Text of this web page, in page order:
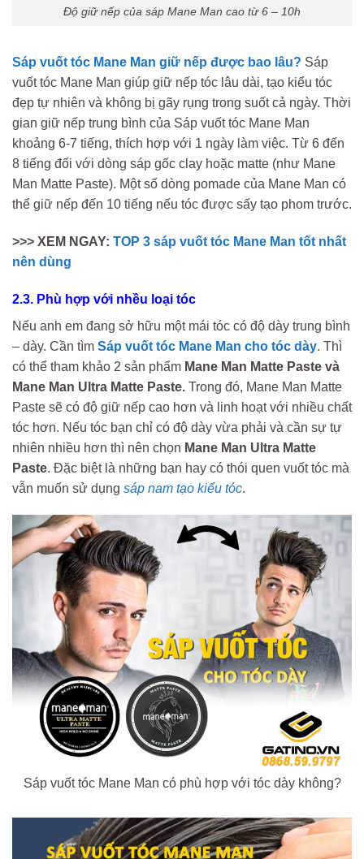
Độ giữ nếp của sáp Mane Man cao từ 6 – 10h
Sáp vuốt tóc Mane Man giữ nếp được bao lâu? Sáp
vuốt tóc Mane Man giúp giữ nếp tóc lâu dài, tạo kiểu tóc
đẹp tự nhiên và không bị gãy rụng trong suốt cả ngày. Thời
gian giữ nếp trung bình của Sáp vuốt tóc Mane Man
khoảng 6-7 tiếng, thích hợp với 1 ngày làm việc. Từ 6 đến
8 tiếng đối với dòng sáp gốc clay hoặc matte (như Mane
Man Matte Paste). Một số dòng pomade của Mane Man có
thể giữ nếp đến 10 tiếng nếu tóc được sấy tạo phom trước.
>>> XEM NGAY: TOP 3 sáp vuốt tóc Mane Man tốt nhất
nên dùng
2.3. Phù hợp với nhều loại tóc
Nếu anh em đang sở hữu một mái tóc có độ dày trung bình
– dày. Cần tìm Sáp vuốt tóc Mane Man cho tóc dày. Thì
có thể tham khảo 2 sản phẩm Mane Man Matte Paste và
Mane Man Ultra Matte Paste. Trong đó, Mane Man Matte
Paste sẽ có độ giữ nếp cao hơn và linh hoạt với nhiều chất
tóc hơn. Nếu tóc bạn chỉ có độ dày vừa phải và cần sự tự
nhiên nhiều hơn thì nên chọn Mane Man Ultra Matte
Paste. Đặc biệt là những bạn hay có thói quen vuốt tóc mà
vẫn muốn sử dụng sáp nam tạo kiểu tóc.
Sáp vuốt tóc Mane Man có phù hợp với tóc dày không?